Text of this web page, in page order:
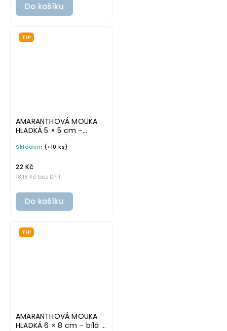
Do košíku
TIP
AMARANTHOVÁ MOUKA
HLADKÁ 5 × 5 cm –
písmu, omyvatelná
potravinové dózy
Skladem (>10 ks)
18,18 Kč bez DPH
22 Kč
Do košíku
TIP
AMARANTHOVÁ MOUKA
HLADKÁ 6 × 8 cm – bílá v